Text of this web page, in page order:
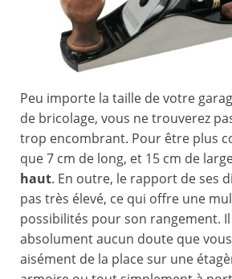
Peu importe la taille de votre
de bricolage, vous ne trouverez
trop encombrant. Pour être plus
que 7 cm de long, et 15 cm de
haut. En outre, le rapport de ses
pas très élevé, ce qui offre une
possibilités pour son rangement.
absolument aucun doute que
aisément de la place sur une